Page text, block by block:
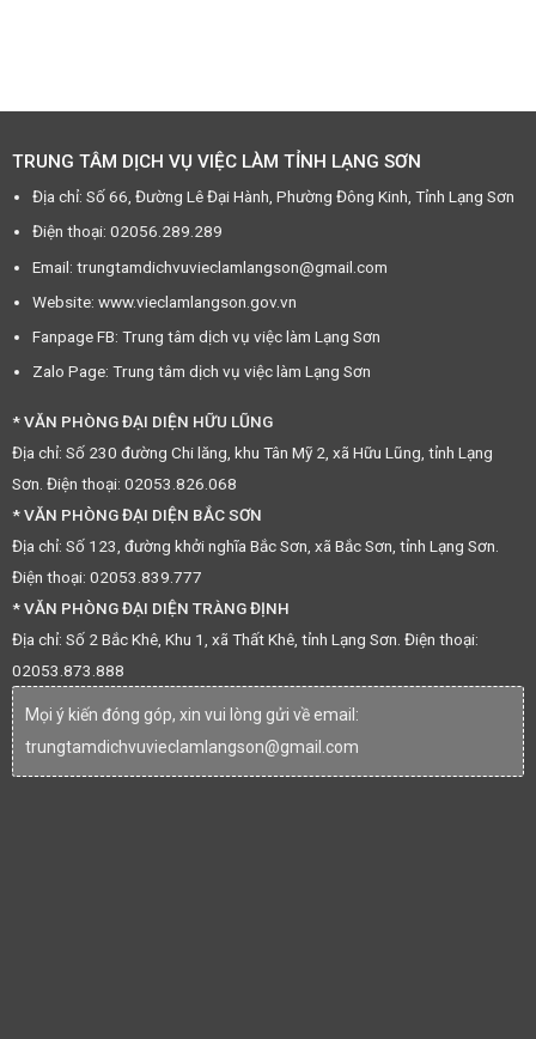
TRUNG TÂM DỊCH VỤ VIỆC LÀM TỈNH LẠNG SƠN
Địa chỉ: Số 66, Đường Lê Đại Hành, Phường Đông Kinh, Tỉnh Lạng Sơn
Điện thoại: 02056.289.289
Email: trungtamdichvuvieclamlangson@gmail.com
Website: www.vieclamlangson.gov.vn
Fanpage FB: Trung tâm dịch vụ việc làm Lạng Sơn
Zalo Page: Trung tâm dịch vụ việc làm Lạng Sơn
* VĂN PHÒNG ĐẠI DIỆN HỮU LŨNG
Địa chỉ: Số 230 đường Chi lăng, khu Tân Mỹ 2, xã Hữu Lũng, tỉnh Lạng
Sơn. Điện thoại: 02053.826.068
* VĂN PHÒNG ĐẠI DIỆN BẮC SƠN
Địa chỉ: Số 123, đường khởi nghĩa Bắc Sơn, xã Bắc Sơn, tỉnh Lạng Sơn.
Điện thoại: 02053.839.777
* VĂN PHÒNG ĐẠI DIỆN TRÀNG ĐỊNH
Địa chỉ: Số 2 Bắc Khê, Khu 1, xã Thất Khê, tỉnh Lạng Sơn. Điện thoại:
02053.873.888
Mọi ý kiến đóng góp, xin vui lòng gửi về email:
trungtamdichvuvieclamlangson@gmail.com